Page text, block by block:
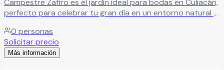
perfecto para celebrar tu gran día en un entorno natural y
momentos inolvidables junto a tus seres queridos. Su
equipo de profesionales te acompañará en cada paso,
brindándote asesoría personalizada para definir el estilo y
0 personas
Solicitar precio
Más información